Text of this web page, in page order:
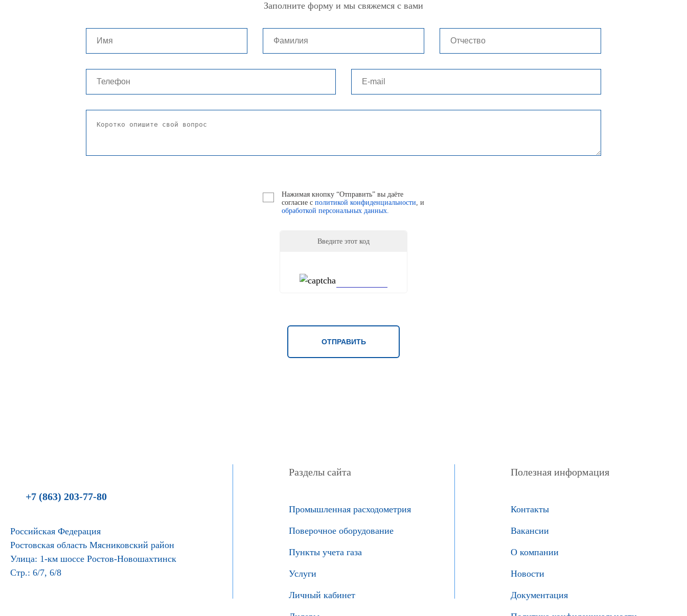
Заполните форму и мы свяжемся с вами
Нажимая кнопку “Отправить” вы даёте
согласие с политикой конфиденциальности, и
обработкой персональных данных.
Введите этот код
+7 (863) 203-77-80
Российская Федерация
Ростовская область Мясниковский район
Улица: 1-км шоссе Ростов-Новошахтинск
Стр.: 6/7, 6/8
Разделы сайта
Промышленная расходометрия
Поверочное оборудование
Пункты учета газа
Услуги
Личный кабинет
Полезная информация
Контакты
Вакансии
О компании
Новости
Документация